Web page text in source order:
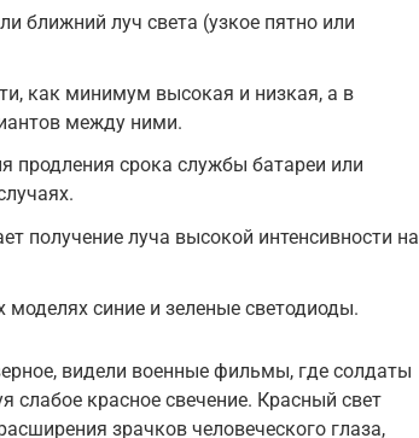
ближний луч света (узкое пятно или
как минимум высокая и низкая, а в
между ними.
срока службы батареи или
получение луча высокой интенсивности на
синие и зеленые светодиоды.
видели военные фильмы, где солдаты
слабое красное свечение. Красный свет
зрачков человеческого глаза,